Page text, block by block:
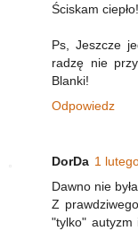
Ściskam ciepło!
Ps, Jeszcze
radzę nie
Blanki!
Odpowiedz
DorDa 1
Dawno nie
Z
"tylko" autyzm